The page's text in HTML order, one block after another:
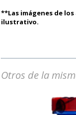
**Las imágenes de
ilustrativo.
Otros de la